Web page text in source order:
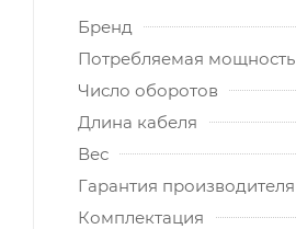
Бренд
Потребляемая мощность
Число оборотов
Длина кабеля
Вес
Гарантия производителя
Комплектация